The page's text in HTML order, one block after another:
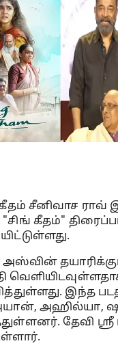
சீனிவாச ராவ்
"சிங் கீதம்"
அஸ்வின்
இந்த
அஹில்யா,
தேவி ஸ்ரீ